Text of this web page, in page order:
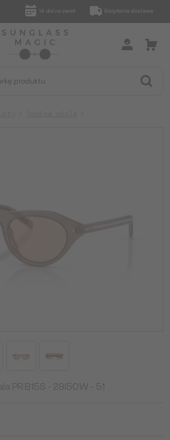
14 dni na zwrot Bezpłatna dostawa
PR B15S - 28I50W - 51